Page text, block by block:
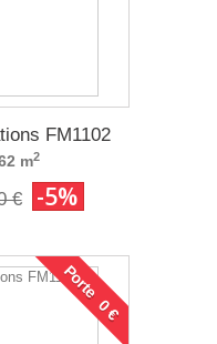
FM1102
m2
€ -5%
Porte 0 €